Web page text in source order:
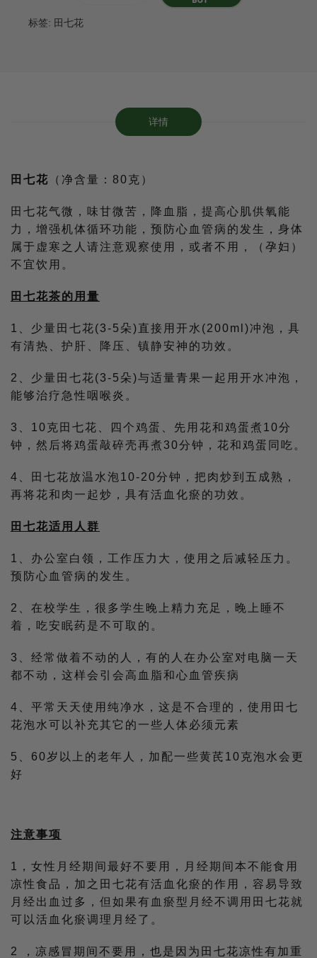
标签: 田七花
详情
田七花 （净含量：80克）
田七花气微，味甘微苦，降血脂，提高心肌供氧能
力，增强机体循环功能，预防心血管病的发生，身体
属于虚寒之人请注意观察使用，或者不用，（孕妇）
不宜饮用。
田七花茶的用量
1、少量田七花(3-5朵)直接用开水(200ml)冲泡，具
有清热、护肝、降压、镇静安神的功效。
2、少量田七花(3-5朵)与适量青果一起用开水冲泡，
能够治疗急性咽喉炎。
3、10克田七花、四个鸡蛋、先用花和鸡蛋煮10分
钟，然后将鸡蛋敲碎壳再煮30分钟，花和鸡蛋同吃。
4、田七花放温水泡10-20分钟，把肉炒到五成熟，
再将花和肉一起炒，具有活血化瘀的功效。
田七花适用人群
1、办公室白领，工作压力大，使用之后减轻压力。
预防心血管病的发生。
2、在校学生，很多学生晚上精力充足，晚上睡不
着，吃安眠药是不可取的。
3、经常做着不动的人，有的人在办公室对电脑一天
都不动，这样会引会高血脂和心血管疾病
4、平常天天使用纯净水，这是不合理的，使用田七
花泡水可以补充其它的一些人体必须元素
5、60岁以上的老年人，加配一些黄芪10克泡水会更
好
注意事项
1，女性月经期间最好不要用，月经期间本不能食用
凉性食品，加之田七花有活血化瘀的作用，容易导致
月经出血过多，但如果有血瘀型月经不调用田七花就
可以活血化瘀调理月经了。
2 ，凉感冒期间不要用，也是因为田七花凉性有加重